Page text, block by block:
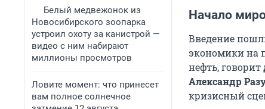
Белый медвежонок из
Новосибирского зоопарка
устроил охоту за канистрой —
видео с ним набирают
миллионы просмотров
Ловите момент: что принесет
вам полное солнечное
Начало
Введение
экономики на
нефть, говорит
Александр
кризисный